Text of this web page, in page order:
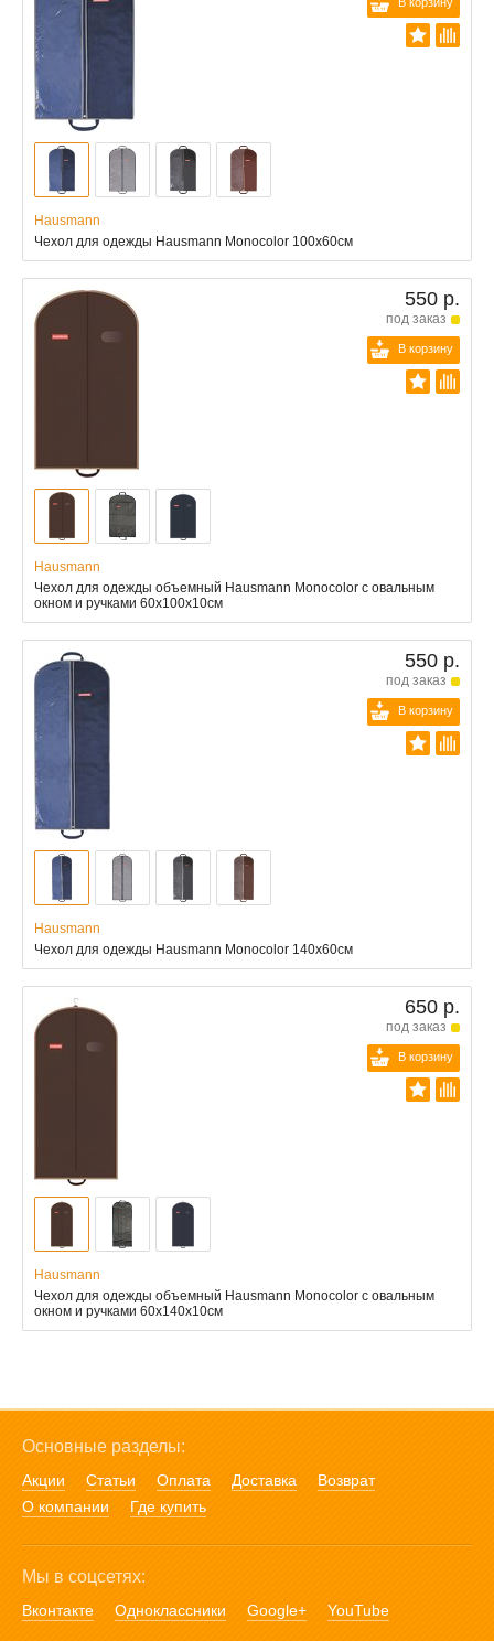
Hausmann
Чехол для одежды Hausmann Monocolor 100x60см
550 р.
под заказ
В корзину
Hausmann
Чехол для одежды объемный Hausmann Monocolor с овальным
окном и ручками 60x100x10см
550 р.
под заказ
В корзину
Hausmann
Чехол для одежды Hausmann Monocolor 140x60см
650 р.
под заказ
В корзину
Hausmann
Чехол для одежды объемный Hausmann Monocolor с овальным
окном и ручками 60x140x10см
Основные разделы:
Акции Статьи Оплата Доставка
Возврат
О компании
Где купить
Мы в соцсетях:
Вконтакте Одноклассники Google+ YouTube